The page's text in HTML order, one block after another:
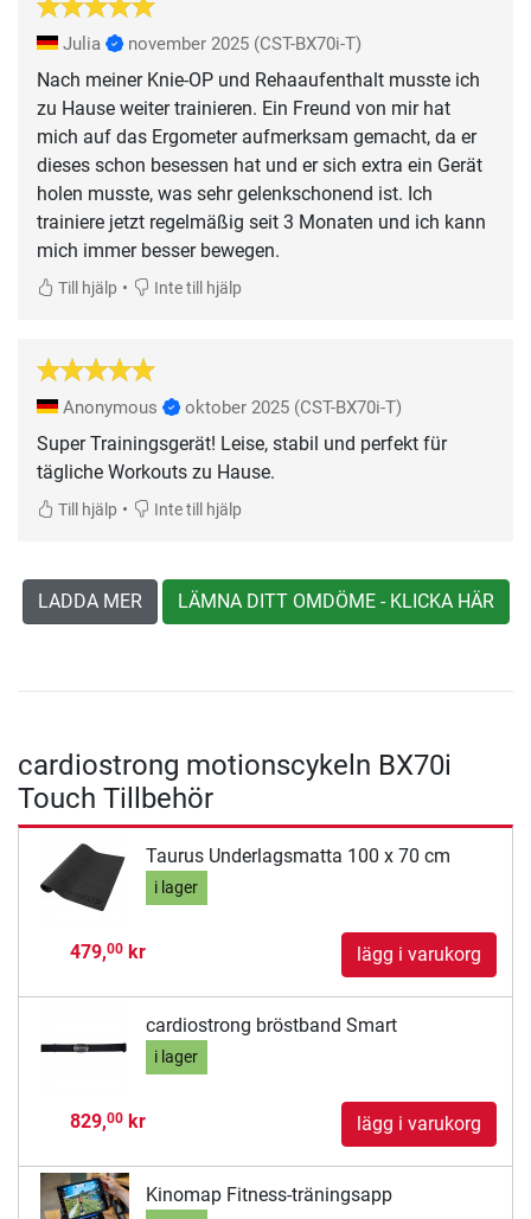
Julia november 2025 (CST-BX70i-T)
Nach meiner Knie-OP und Rehaaufenthalt musste ich
zu Hause weiter trainieren. Ein Freund von mir hat
mich auf das Ergometer aufmerksam gemacht, da er
dieses schon besessen hat und er sich extra ein Gerät
holen musste, was sehr gelenkschonend ist. Ich
trainiere jetzt regelmäßig seit 3 Monaten und ich kann
mich immer besser bewegen.
Till hjälp • Inte till hjälp
Anonymous oktober 2025 (CST-BX70i-T)
Super Trainingsgerät! Leise, stabil und perfekt für
tägliche Workouts zu Hause.
Till hjälp • Inte till hjälp
LADDA MER LÄMNA DITT OMDÖME - KLICKA HÄR
cardiostrong motionscykeln BX70i
Touch Tillbehör
Taurus Underlagsmatta 100 x 70 cm
i lager
479,00kr lägg i varukorg
cardiostrong bröstband Smart
i lager
829,00kr lägg i varukorg
Kinomap Fitness-träningsapp